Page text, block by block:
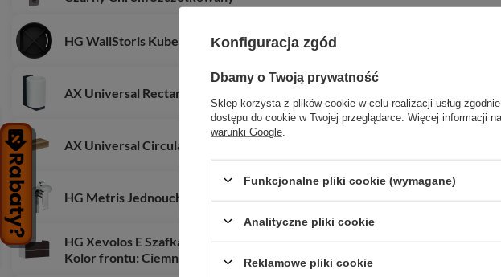
HG WallStoris Kubek, Czarny Matowy
AX Universal Rectangular Kubek na szczoteczki do zębów, Czarny Matowy
AX Universal Circular Pudełko na chusteczki, Brąz Szczotkowany
HG Metris Jednouchwytowa bateria prysznicowa, natynkowa, Chrom
HG Xevolos E Szafka pod umywalkę wiszącą z 2 szufladami 980/475, Biały
Kolor frontu: Ciemny Dąb
Konfiguracja zgód
Dbamy o Twoją prywatność
Sklep korzysta z plików cookie w celu realizacji usług
dostępu do cookie w Twojej przeglądarce. Więcej informacji
warunki Google
Funkcjonalne pliki cookie (wymagane)
Analityczne pliki cookie
Reklamowe pliki cookie